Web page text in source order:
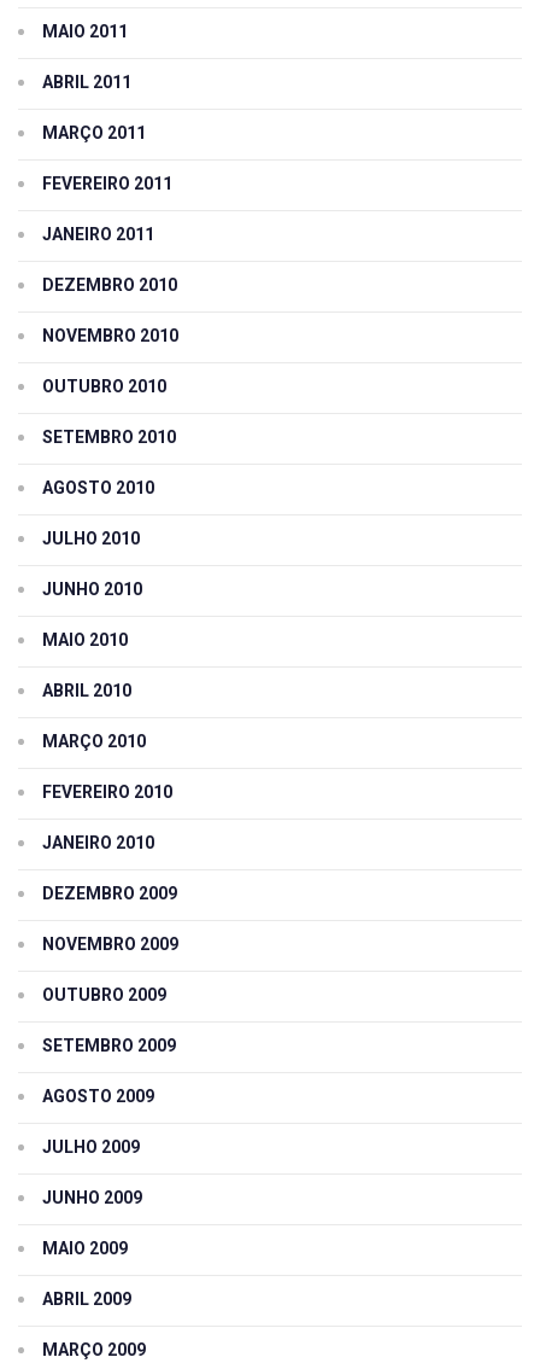
MAIO 2011
ABRIL 2011
MARÇO 2011
FEVEREIRO 2011
JANEIRO 2011
DEZEMBRO 2010
NOVEMBRO 2010
OUTUBRO 2010
SETEMBRO 2010
AGOSTO 2010
JULHO 2010
JUNHO 2010
MAIO 2010
ABRIL 2010
MARÇO 2010
FEVEREIRO 2010
JANEIRO 2010
DEZEMBRO 2009
NOVEMBRO 2009
OUTUBRO 2009
SETEMBRO 2009
AGOSTO 2009
JULHO 2009
JUNHO 2009
MAIO 2009
ABRIL 2009
MARÇO 2009